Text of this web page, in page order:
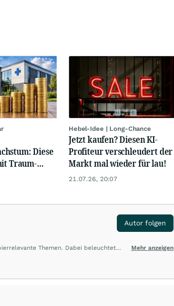
Diese
Traum-
Hebel-Idee | Long-Chance
Jetzt kaufen? Diesen KI-
Profiteur verschleudert der
Markt mal wieder für lau!
21.07.26, 20:07
Autor folgen
Mehr anzeigen
Themen. Dabei beleuchtet